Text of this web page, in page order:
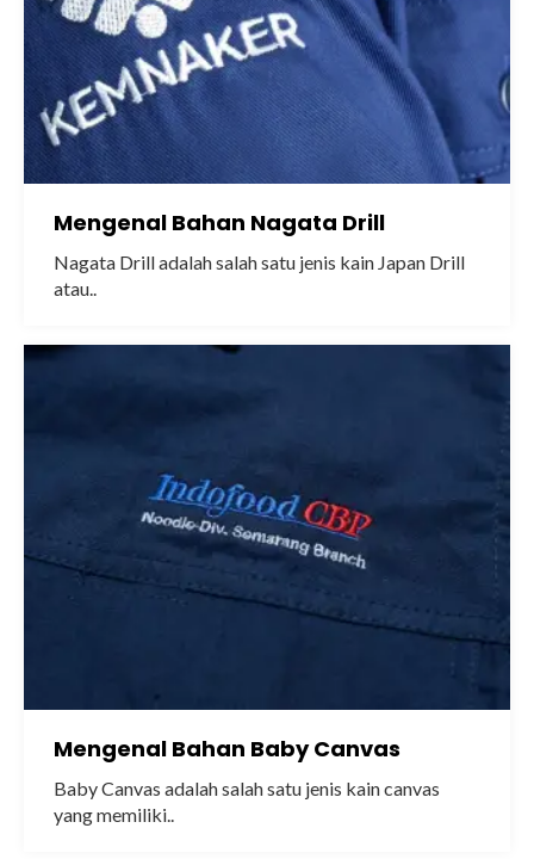
Mengenal Bahan Nagata Drill
Nagata Drill adalah salah satu jenis kain Japan Drill
atau..
Mengenal Bahan Baby Canvas
Baby Canvas adalah salah satu jenis kain canvas
yang memiliki..